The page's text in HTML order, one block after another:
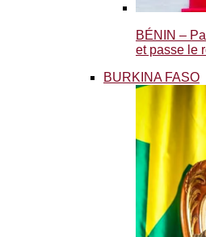
BÉNIN –
et passe le
BURKINA FASO